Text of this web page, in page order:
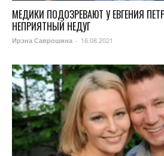
МЕДИКИ ПОДОЗРЕВАЮТ У ЕВГЕНИЯ
НЕПРИЯТНЫЙ НЕДУГ
Ирэна Саврошина - 16.08.2021